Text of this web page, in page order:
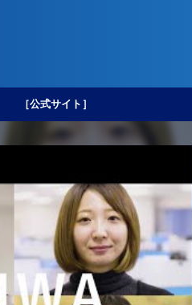
［公式サイト］